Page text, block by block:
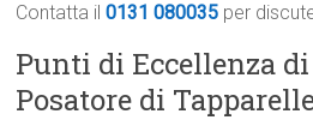
Contatta il0131 080035 per
Punti di Eccellenza
Posatore di